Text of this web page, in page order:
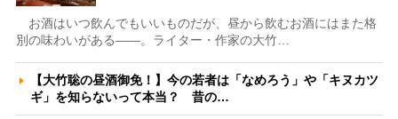
お酒はいつ飲んでもいいものだが、昼から飲むお酒にはまた格
別の味わいがある――。ライター・作家の大竹…
【大竹聡の昼酒御免！】今の若者は「なめろう」や「キヌカツ
ギ」を知らないって本当？ 昔の…